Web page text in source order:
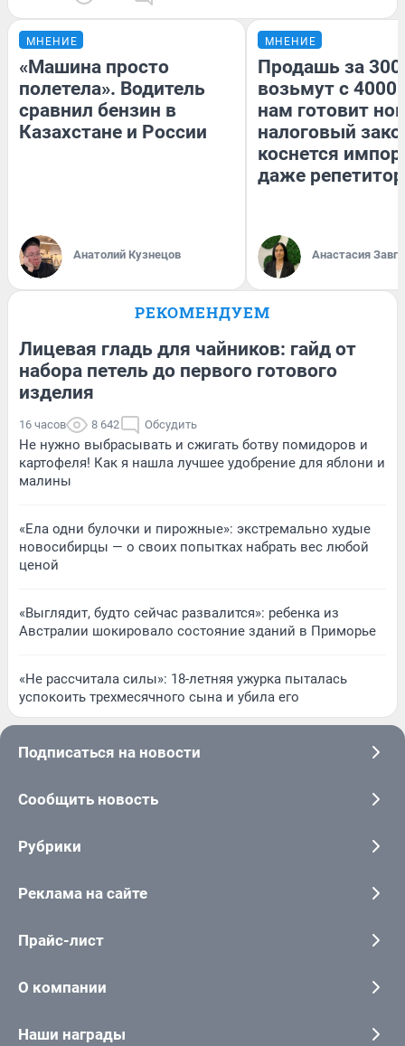
МНЕНИЕ
«Машина просто
полетела». Водитель
сравнил бензин в
Казахстане и России
Анатолий Кузнецов
МНЕНИЕ
Продашь за
возьмут с
нам готовит
налоговый
коснется
даже
Анастасия
РЕКОМЕНДУЕМ
Лицевая гладь для чайников: гайд от
набора петель до первого готового
изделия
16 часов 8 642 Обсудить
Не нужно выбрасывать и сжигать ботву помидоров и
картофеля! Как я нашла лучшее удобрение для яблони и
малины
«Ела одни булочки и пирожные»: экстремально худые
новосибирцы — о своих попытках набрать вес любой
ценой
«Выглядит, будто сейчас развалится»: ребенка из
Австралии шокировало состояние зданий в Приморье
«Не рассчитала силы»: 18-летняя ужурка пыталась
успокоить трехмесячного сына и убила его
Подписаться на новости
Сообщить новость
Рубрики
Реклама на сайте
Прайс-лист
О компании
Наши награды